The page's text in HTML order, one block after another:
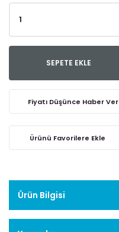
SEPETE EKLE
Fiyatı Düşünce Haber Ver
Ürün Bilgisi